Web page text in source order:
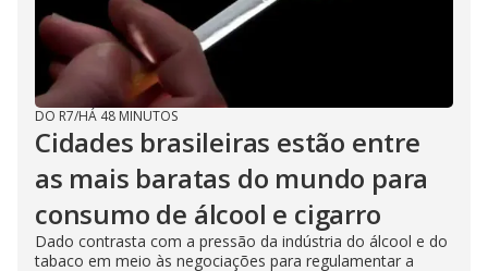
DO R7/HÁ 48 MINUTOS
Cidades brasileiras estão entre
as mais baratas do mundo para
consumo de álcool e cigarro
Dado contrasta com a pressão da indústria do álcool e do
tabaco em meio às negociações para regulamentar a